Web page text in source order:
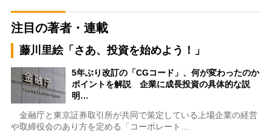
注目の著者・連載
藤川里絵「さあ、投資を始めよう！」
5年ぶり改訂の「CGコード」、何が変わったのか
ポイントを解説 企業に成長投資の具体的な説
明…
金融庁と東京証券取引所が共同で策定している上場企業の経営
や取締役会のあり方を定める「コーポレート…